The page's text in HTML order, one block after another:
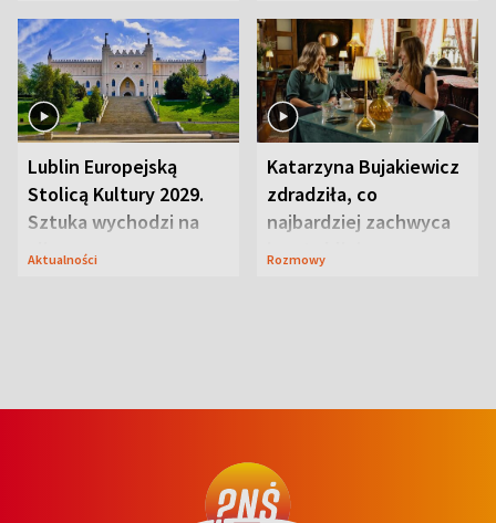
Lublin Europejską
Stolicą Kultury 2029.
Sztuka wychodzi na
ulice
Aktualności
Katarzyna Bujakiewicz
zdradziła, co
najbardziej zachwyca
ją w Lublinie
Rozmowy